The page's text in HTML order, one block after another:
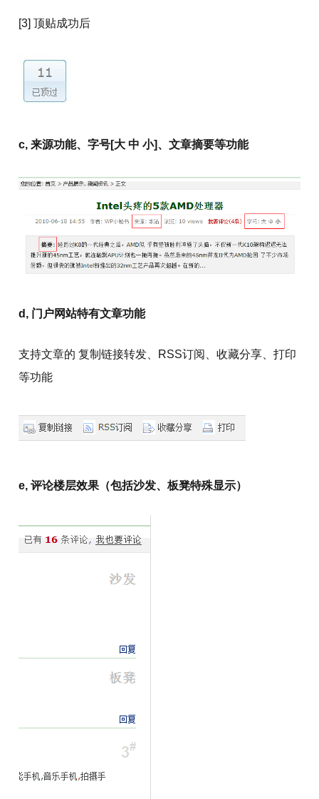
[3] 顶贴成功后
c, 来源功能、字号[大 中 小]、文章摘要等功能
d, 门户网站特有文章功能
支持文章的 复制链接转发、RSS订阅、收藏分享、打印
等功能
e, 评论楼层效果（包括沙发、板凳特殊显示）